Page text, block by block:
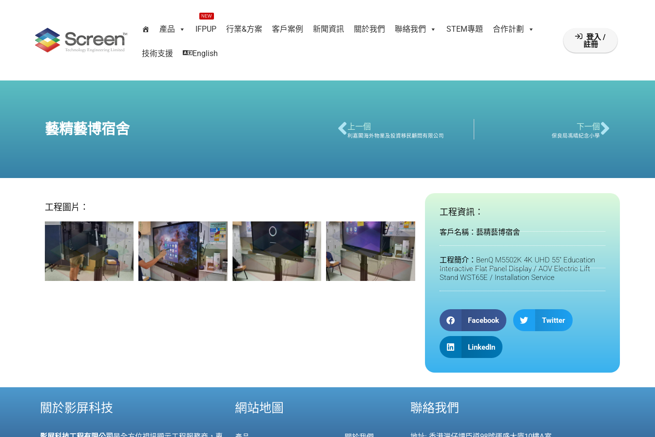
產品
NEW
IFPUP 行業&方案 客戶案例 新聞資訊 關於我們 聯絡我們 STEM專題 合作計劃
技術支援 English
登入 /
註冊
藝精藝博宿舍 上一個
利嘉閣海外物業及投資移民顧問有限公司
下一個
保良局馮晴紀念小學
工程圖片： 工程資訊：
客戶名稱：藝精藝博宿舍
工程簡介：BenQ M5502K 4K UHD 55" Education
Interactive Flat Panel Display / AOV Electric Lift
Stand WST65E / Installation Service
Facebook Twitter
LinkedIn
關於影屏科技 網站地圖 聯絡我們